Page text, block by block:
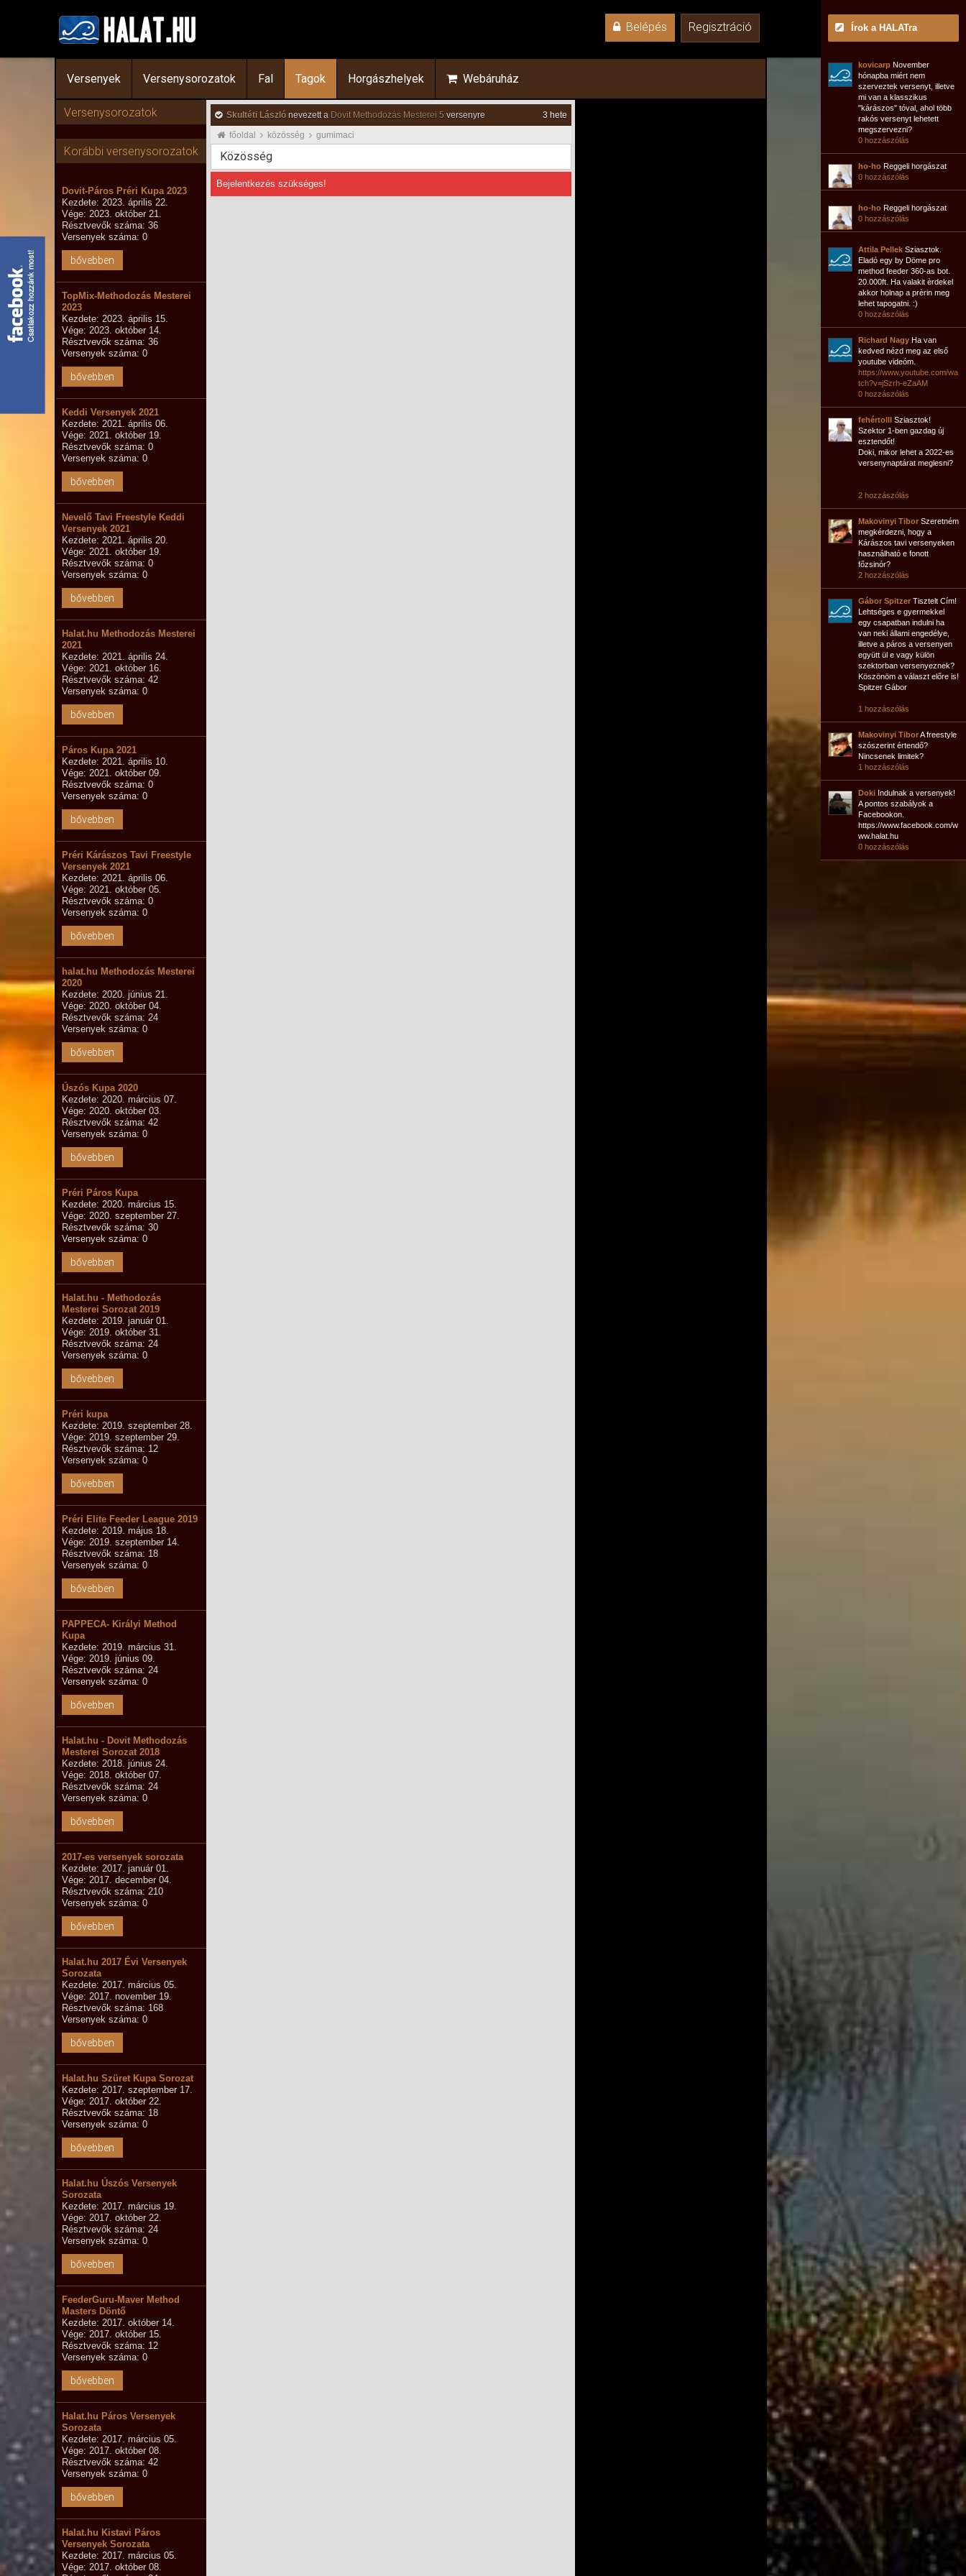
Belépés Regisztráció
Versenyek Versenysorozatok Fal Tagok Horgászhelyek Webáruház
Versenysorozatok
Korábbi versenysorozatok
Dovit-Páros Préri Kupa 2023
Kezdete: 2023. április 22.
Vége: 2023. október 21.
Résztvevők száma: 36
Versenyek száma: 0
bővebben
TopMix-Methodozás Mesterei
2023
Kezdete: 2023. április 15.
Vége: 2023. október 14.
Résztvevők száma: 36
Versenyek száma: 0
bővebben
Keddi Versenyek 2021
Kezdete: 2021. április 06.
Vége: 2021. október 19.
Résztvevők száma: 0
Versenyek száma: 0
bővebben
Nevelő Tavi Freestyle Keddi
Versenyek 2021
Kezdete: 2021. április 20.
Vége: 2021. október 19.
Résztvevők száma: 0
Versenyek száma: 0
bővebben
Halat.hu Methodozás Mesterei
2021
Kezdete: 2021. április 24.
Vége: 2021. október 16.
Résztvevők száma: 42
Versenyek száma: 0
bővebben
Páros Kupa 2021
Kezdete: 2021. április 10.
Vége: 2021. október 09.
Résztvevők száma: 0
Versenyek száma: 0
bővebben
Préri Kárászos Tavi Freestyle
Versenyek 2021
Kezdete: 2021. április 06.
Vége: 2021. október 05.
Résztvevők száma: 0
Versenyek száma: 0
bővebben
halat.hu Methodozás Mesterei
2020
Kezdete: 2020. június 21.
Vége: 2020. október 04.
Résztvevők száma: 24
Versenyek száma: 0
bővebben
Úszós Kupa 2020
Kezdete: 2020. március 07.
Vége: 2020. október 03.
Résztvevők száma: 42
Versenyek száma: 0
bővebben
Préri Páros Kupa
Kezdete: 2020. március 15.
Vége: 2020. szeptember 27.
Résztvevők száma: 30
Versenyek száma: 0
bővebben
Halat.hu - Methodozás
Mesterei Sorozat 2019
Kezdete: 2019. január 01.
Vége: 2019. október 31.
Résztvevők száma: 24
Versenyek száma: 0
bővebben
Préri kupa
Kezdete: 2019. szeptember 28.
Vége: 2019. szeptember 29.
Résztvevők száma: 12
Versenyek száma: 0
bővebben
Préri Elite Feeder League 2019
Kezdete: 2019. május 18.
Vége: 2019. szeptember 14.
Résztvevők száma: 18
Versenyek száma: 0
bővebben
PAPPECA- Királyi Method
Kupa
Kezdete: 2019. március 31.
Vége: 2019. június 09.
Résztvevők száma: 24
Versenyek száma: 0
bővebben
Halat.hu - Dovit Methodozás
Mesterei Sorozat 2018
Kezdete: 2018. június 24.
Vége: 2018. október 07.
Résztvevők száma: 24
Versenyek száma: 0
bővebben
2017-es versenyek sorozata
Kezdete: 2017. január 01.
Vége: 2017. december 04.
Résztvevők száma: 210
Versenyek száma: 0
bővebben
Halat.hu 2017 Évi Versenyek
Sorozata
Kezdete: 2017. március 05.
Vége: 2017. november 19.
Résztvevők száma: 168
Versenyek száma: 0
bővebben
Halat.hu Szüret Kupa Sorozat
Kezdete: 2017. szeptember 17.
Vége: 2017. október 22.
Résztvevők száma: 18
Versenyek száma: 0
bővebben
Halat.hu Úszós Versenyek
Sorozata
Kezdete: 2017. március 19.
Vége: 2017. október 22.
Résztvevők száma: 24
Versenyek száma: 0
bővebben
FeederGuru-Maver Method
Masters Döntő
Kezdete: 2017. október 14.
Vége: 2017. október 15.
Résztvevők száma: 12
Versenyek száma: 0
bővebben
Halat.hu Páros Versenyek
Sorozata
Kezdete: 2017. március 05.
Vége: 2017. október 08.
Résztvevők száma: 42
Versenyek száma: 0
bővebben
Halat.hu Kistavi Páros
Versenyek Sorozata
Kezdete: 2017. március 05.
Vége: 2017. október 08.
Skultéti Lászlónevezett a Dovit Methodozás Mesterei 5 versenyre
3 hete
főoldal
közösség gumimaci
Közösség
Bejelentkezés szükséges!
Írok a HALATra
kovicarp November
hónapba miért nem
szerveztek versenyt, illetve
mi van a klasszikus
"kárászos" tóval, ahol több
rakós versenyt lehetett
megszervezni?
0 hozzászólás
ho-ho Reggeli horgászat
0 hozzászólás
ho-ho Reggeli horgászat
0 hozzászólás
Attila Pellek Sziasztok.
Eladó egy by Döme pro
method feeder 360-as bot.
20.000ft. Ha valakit èrdekel
akkor holnap a prèrin meg
lehet tapogatni. :)
0 hozzászólás
Richard Nagy Ha van
kedved nézd meg az első
youtube videóm.
https://www.youtube.com/wa
tch?v=jSzrh-eZaAM
0 hozzászólás
fehértolll Sziasztok!
Szektor 1-ben gazdag új
esztendőt!
Doki, mikor lehet a 2022-es
versenynaptárat meglesni?
2 hozzászólás
Makovinyi Tibor Szeretném
megkérdezni, hogy a
Kárászos tavi versenyeken
használható e fonott
főzsinór?
2 hozzászólás
Gábor Spitzer Tisztelt Cím!
Lehtséges e gyermekkel
egy csapatban indulni ha
van neki állami engedélye,
illetve a páros a versenyen
együtt ül e vagy külön
szektorban versenyeznek?
Köszönöm a választ előre is!
Spitzer Gábor
1 hozzászólás
Makovinyi TiborA freestyle
szószerint értendő?
Nincsenek limitek?
1 hozzászólás
Doki Indulnak a versenyek!
A pontos szabályok a
Facebookon.
https://www.facebook.com/w
ww.halat.hu
0 hozzászólás